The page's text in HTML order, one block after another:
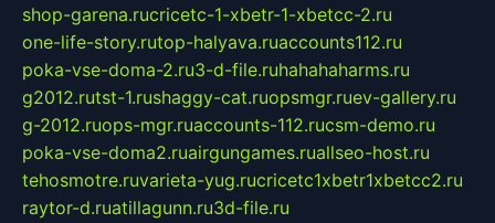
shop-garena.rucricetc-1-xbetr-1-xbetcc-2.ru
one-life-story.rutop-halyava.ruaccounts112.ru
poka-vse-doma-2.ru3-d-file.ruhahahaharms.ru
g2012.rutst-1.rushaggy-cat.ruopsmgr.ruev-gallery.ru
g-2012.ruops-mgr.ruaccounts-112.rucsm-demo.ru
poka-vse-doma2.ruairgungames.ruallseo-host.ru
tehosmotre.ruvarieta-yug.rucricetc1xbetr1xbetcc2.ru
raytor-d.ruatillagunn.ru3d-file.ru